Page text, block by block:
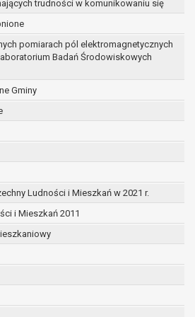
trudności w komunikowaniu się
pomiarach pól elektromagnetycznych
Badań Środowiskowych
Gminy
Ludności i Mieszkań w 2021 r.
i Mieszkań 2011
ewentualnych roszczeń, a w
zgody na przetwarzanie
i rozliczeniu umowy, do
tej zgody.
umów o dofinansowanie
momentu pozyskania
są przez okres wynikający z
zawartej między
instytucją, trwałości
i konieczności zachowania
do celów kontrolnych.
przez
osobowych przysługuje
do treści danych oraz
ich kopii na podstawie art. 15
żądania sprostowania danych na
gdy: